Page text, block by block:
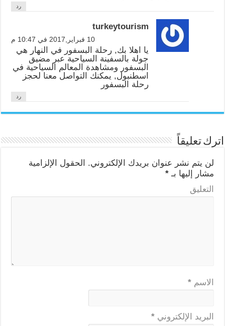
رد
turkeytourism
10 فبراير,2017 في 10:47 م
يا اهلا بك, رحلة البسفور في النهار هي
جولة بالسفينة السياحية عبر مضيق
البسفور ومشاهدة المعالم السياحية في
اسطنبول, يمكنك التواصل معنا لحجز
رحلة البسفور
رد
اترك تعليقاً
لن يتم نشر عنوان بريدك الإلكتروني. الحقول الإلزامية
مشار إليها بـ*
التعليق
الاسم*
البريد الإلكتروني*